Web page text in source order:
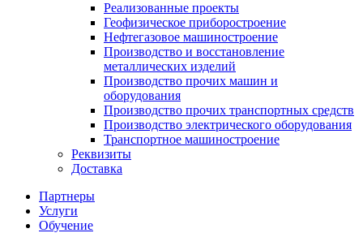
Реализованные проекты
Геофизическое приборостроение
Нефтегазовое машиностроение
Производство и восстановление
металлических изделий
Производство прочих машин и
оборудования
Производство прочих транспортных средств
Производство электрического оборудования
Транспортное машиностроение
Реквизиты
Доставка
Партнеры
Услуги
Обучение